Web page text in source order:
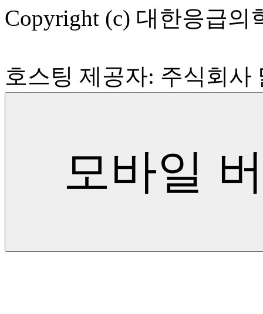
Copyright (c) 대한응급의
호스팅 제공자: 주식회
모바일